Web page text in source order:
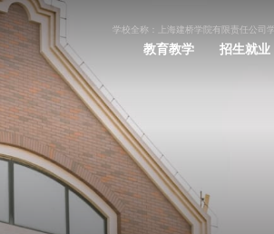
学校全称：上海建桥学院有限责任公司
教育教学 招生就业